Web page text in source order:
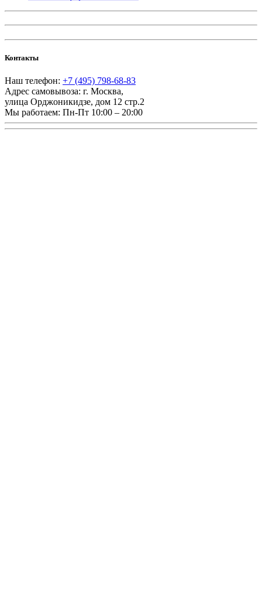
Контакты
Наш телефон: +7 (495) 798-68-83
Адрес самовывоза: г. Москва,
улица Орджоникидзе, дом 12 стр.2
Мы работаем: Пн-Пт 10:00 – 20:00